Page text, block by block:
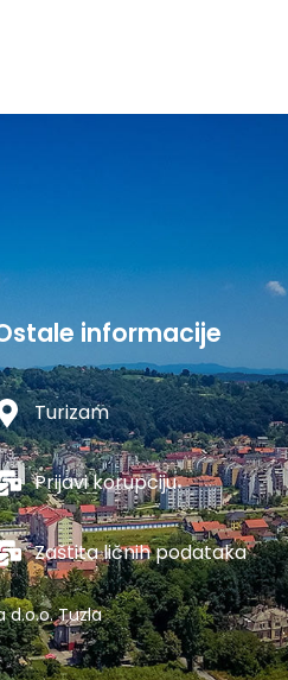
informacije
Turizam
Prijavi korupciju
Zaštita ličnih podataka
d.o.o. Tuzla